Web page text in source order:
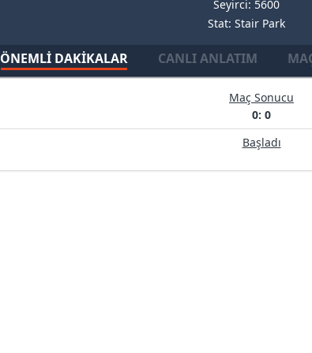
Seyirci: 5600
Stat: Stair Park
ÖNEMLI DAKIKALAR CANLI ANLATIM
Maç Sonucu
0: 0
Başladı